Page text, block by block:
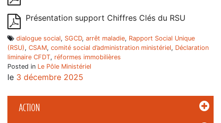
ACTION
Présentation support Chiffres Clés du RSU
dialogue social, SGCD, arrêt maladie, Rapport Social Unique
(RSU), CSAM, comité social d’administration ministériel, Déclaration
liminaire CFDT, réformes immobilières
Posted in Le Pôle Ministériel
le 3 décembre 2025